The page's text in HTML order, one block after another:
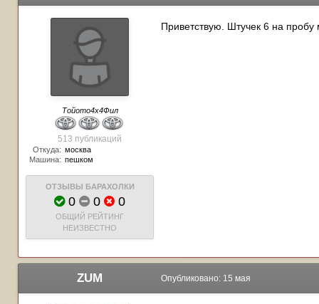
Тойото4х4Фил
513 публикаций
Откуда: москва
Машина: пешком
ОТЗЫВЫ БАРАХОЛКИ
0 0 0
ОБЩИЙ РЕЙТИНГ
НЕИЗВЕСТНО
Приветствую. Штучек 6 на
ZUM Опубликовано: 15 мая